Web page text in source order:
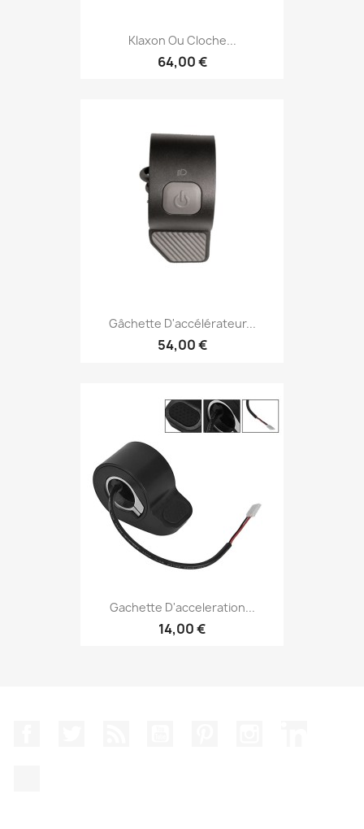
Klaxon Ou Cloche...
64,00 €
Gâchette D'accélérateur...
54,00 €
Gachette D'acceleration...
14,00 €